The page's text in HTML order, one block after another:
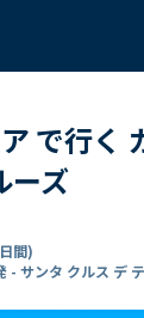
で行く
ーズ
間)
- サンタ クルス デ